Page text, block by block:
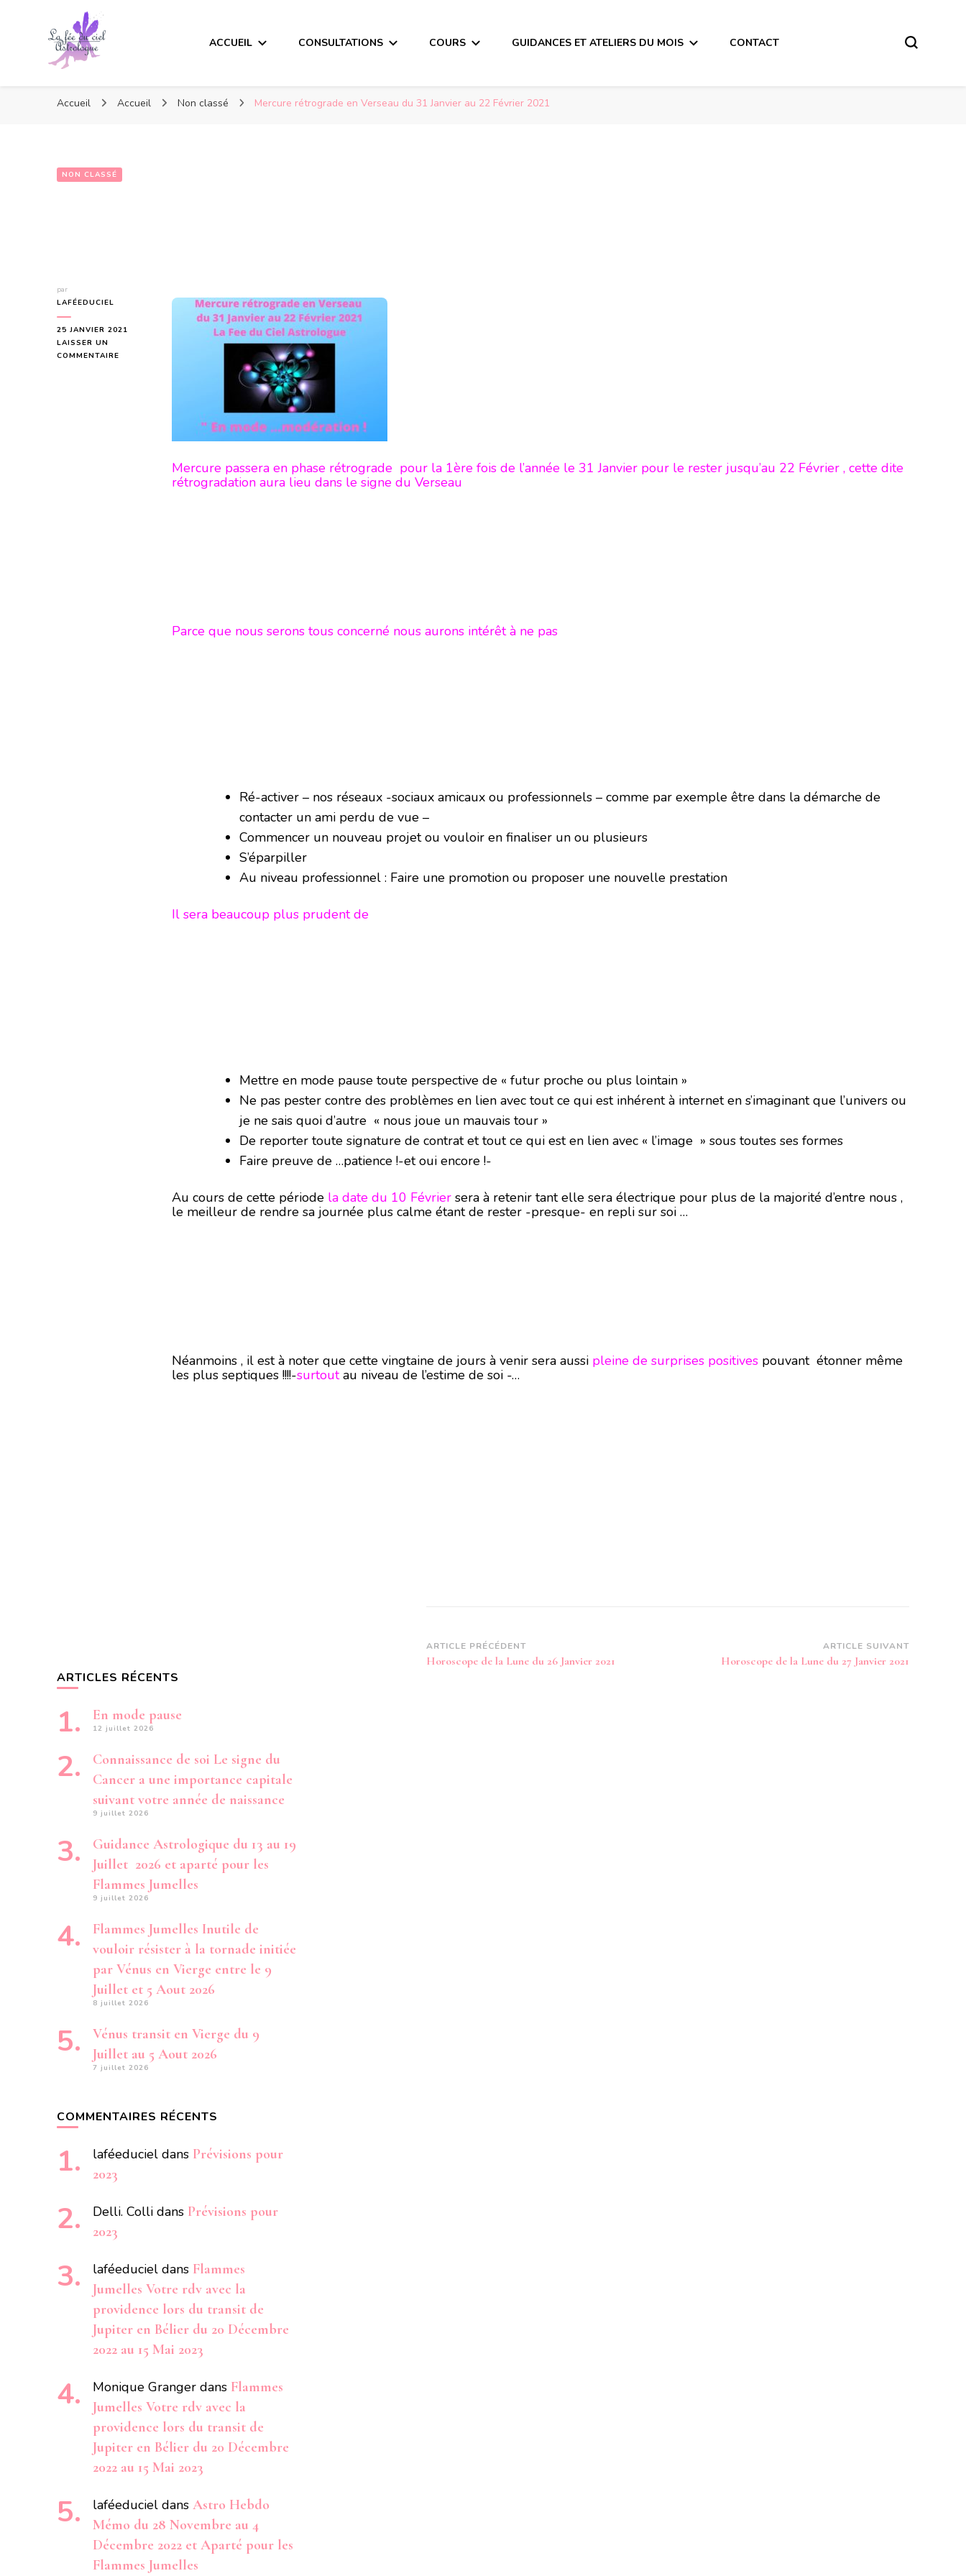
ACCUEIL CONSULTATIONS COURS GUIDANCES ET ATELIERS DU MOIS CONTACT
Accueil Accueil Non classé Mercure rétrograde en Verseau du 31 Janvier au 22 Février 2021
NON CLASSÉ
par
LAFÉEDUCIEL
25 JANVIER 2021
LAISSER UN
COMMENTAIRE
Mercure passera en phase rétrograde pour la 1ère fois de l’année le 31 Janvier pour le rester jusqu’au 22 Février , cette dite
rétrogradation aura lieu dans le signe du Verseau
Parce que nous serons tous concerné nous aurons intérêt à ne pas
Ré-activer – nos réseaux -sociaux amicaux ou professionnels – comme par exemple être dans la démarche de
contacter un ami perdu de vue –
Commencer un nouveau projet ou vouloir en finaliser un ou plusieurs
S’éparpiller
Au niveau professionnel : Faire une promotion ou proposer une nouvelle prestation
Il sera beaucoup plus prudent de
Mettre en mode pause toute perspective de « futur proche ou plus lointain »
Ne pas pester contre des problèmes en lien avec tout ce qui est inhérent à internet en s’imaginant que l’univers ou
je ne sais quoi d’autre « nous joue un mauvais tour »
De reporter toute signature de contrat et tout ce qui est en lien avec « l’image » sous toutes ses formes
Faire preuve de …patience !-et oui encore !-
Au cours de cette période la date du 10 Février sera à retenir tant elle sera électrique pour plus de la majorité d’entre nous ,
le meilleur de rendre sa journée plus calme étant de rester -presque- en repli sur soi …
Néanmoins , il est à noter que cette vingtaine de jours à venir sera aussi pleine de surprises positives pouvant étonner même
les plus septiques !!!!-surtoutau niveau de l’estime de soi -…
Navigation
d’article
ARTICLE PRÉCÉDENT
Horoscope de la Lune du 26 Janvier 2021
ARTICLE SUIVANT
Horoscope de la Lune du 27 Janvier 2021
ARTICLES RÉCENTS
En mode pause
12 juillet 2026
Connaissance de soi Le signe du
Cancer a une importance capitale
suivant votre année de naissance
9 juillet 2026
Guidance Astrologique du 13 au 19
Juillet 2026 et aparté pour les
Flammes Jumelles
9 juillet 2026
Flammes Jumelles Inutile de
vouloir résister à la tornade initiée
par Vénus en Vierge entre le 9
Juillet et 5 Aout 2026
8 juillet 2026
Vénus transit en Vierge du 9
Juillet au 5 Aout 2026
7 juillet 2026
COMMENTAIRES RÉCENTS
laféeduciel dans Prévisions pour
2023
Delli. Colli dans Prévisions pour
2023
laféeduciel dans Flammes
Jumelles Votre rdv avec la
providence lors du transit de
Jupiter en Bélier du 20 Décembre
2022 au 15 Mai 2023
Monique Granger dans Flammes
Jumelles Votre rdv avec la
providence lors du transit de
Jupiter en Bélier du 20 Décembre
2022 au 15 Mai 2023
laféeduciel dans Astro Hebdo
Mémo du 28 Novembre au 4
Décembre 2022 et Aparté pour les
Flammes Jumelles